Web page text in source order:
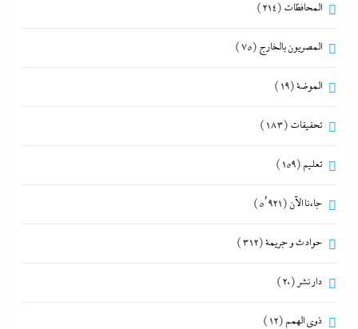
المحافظات (214)
المصريون بالخارج (75)
الموضة(19)
تحقيقات (183)
تعليم (159)
جاءنا الآن (5٬921)
حوادث و جريمة(312)
دار نشر (20)
ذوى الهمم (12)